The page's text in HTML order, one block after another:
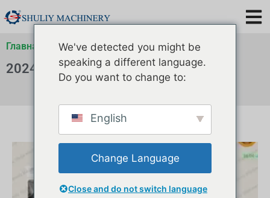
Главная Архивы для
2024
We've detected you might be
speaking a different language.
Do you want to change to:
English
Change Language
Close and do not switch language